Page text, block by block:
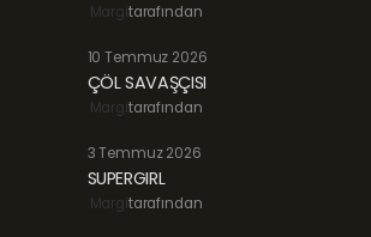
Margitarafından
10 Temmuz 2026
ÇÖL SAVAŞÇISI
Margitarafından
3 Temmuz 2026
SUPERGIRL
Margitarafından